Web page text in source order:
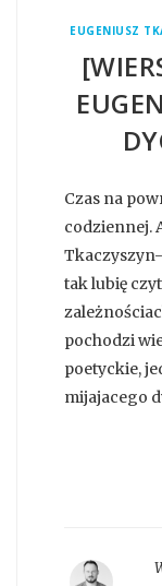
EUGENIUSZ
Czas na
codziennej.
tak lubię
pochodzi
poetyckie,
mijajacego